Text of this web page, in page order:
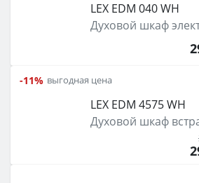
LEX EDM 040 WH
Духовой шкаф
-11% выгодная цена
LEX EDM 4575 WH
Духовой шкаф